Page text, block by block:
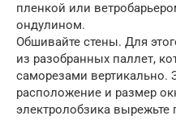
пленкой или
ондулином.
Обшивайте стены. Для
из разобранных паллет,
саморезами вертикально.
расположение и размер
электролобзика